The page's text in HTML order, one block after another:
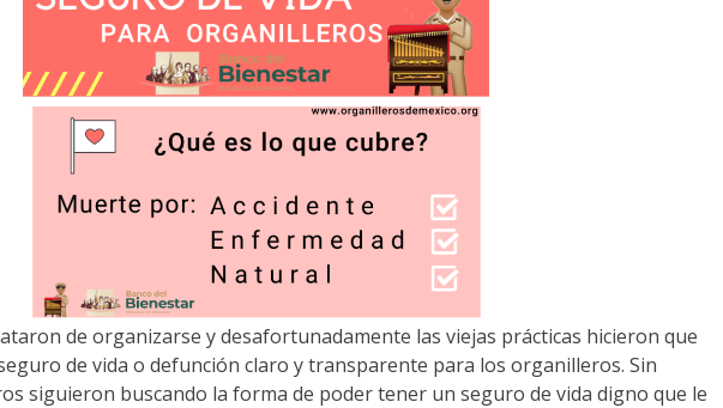
de organizarse y desafortunadamente las viejas prácticas hicieron que
de vida o defunción claro y transparente para los organilleros. Sin
siguieron buscando la forma de poder tener un seguro de vida digno que le